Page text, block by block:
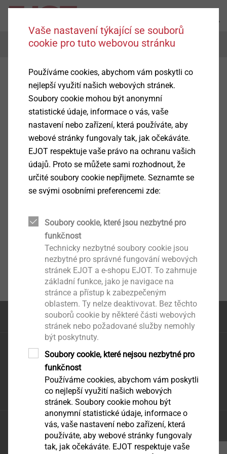
Menu
na začátek stránky
EJOT CZ, s.r.o.
Zděbradská 65
251 01 Říčany – Jažlovice
infoCZ@ejot.com
Ochrana údajů
tisk stránky
Vaše nastavení týkající se souborů
cookie pro tuto webovou stránku
Používáme cookies, abychom vám poskytli co
nejlepší využití našich webových stránek.
Soubory cookie mohou být anonymní
statistické údaje, informace o vás, vaše
nastavení nebo zařízení, která používáte, aby
webové stránky fungovaly tak, jak očekáváte.
EJOT respektuje vaše právo na ochranu vašich
údajů. Proto se můžete sami rozhodnout, že
určité soubory cookie nepřijmete. Seznamte se
se svými osobními preferencemi zde:
Soubory cookie, které jsou nezbytné pro
funkčnost
Technicky nezbytné soubory cookie jsou
nezbytné pro správné fungování webových
stránek EJOT a e-shopu EJOT. To zahrnuje
základní funkce, jako je navigace na
stránce a přístup k zabezpečeným
oblastem. Ty nelze deaktivovat. Bez těchto
souborů cookie by některé části webových
stránek nebo požadované služby nemohly
být poskytnuty.
Soubory cookie, které nejsou nezbytné pro
funkčnost
Používáme cookies, abychom vám poskytli
co nejlepší využití našich webových
stránek. Soubory cookie mohou být
anonymní statistické údaje, informace o
vás, vaše nastavení nebo zařízení, která
používáte, aby webové stránky fungovaly
tak, jak očekáváte. EJOT respektuje vaše